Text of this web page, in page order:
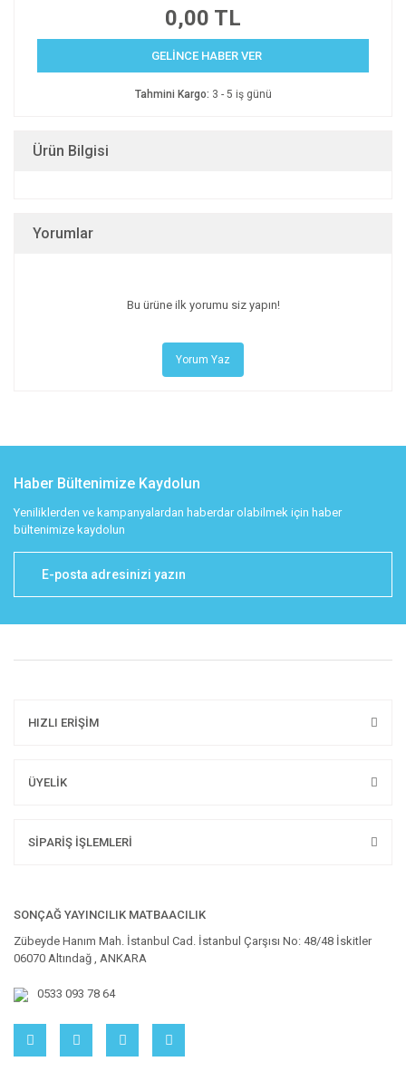
0,00 TL
GELİNCE HABER VER
Tahmini Kargo: 3 - 5 iş günü
Ürün Bilgisi
Yorumlar
Bu ürüne ilk yorumu siz yapın!
Yorum Yaz
Haber Bültenimize Kaydolun
Yeniliklerden ve kampanyalardan haberdar olabilmek için haber
bültenimize kaydolun
HIZLI ERİŞİM
ÜYELİK
SİPARİŞ İŞLEMLERİ
SONÇAĞ YAYINCILIK MATBAACILIK
Zübeyde Hanım Mah. İstanbul Cad. İstanbul Çarşısı No: 48/48 İskitler
06070 Altındağ , ANKARA
0533 093 78 64